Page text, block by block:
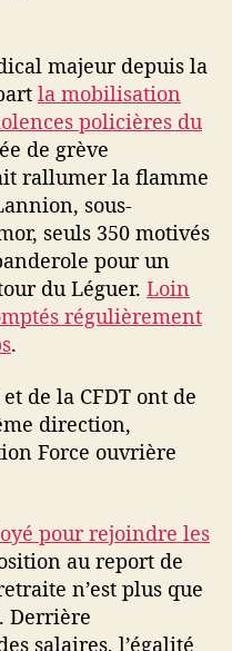
i
m
a
t
,
p
o
u
r
q
u
o
a
n
i
s
t
a
i
e
majeur depuis la
la mobilisation
policières du
de grève
rallumer la flamme
sous-
seuls 350 motivés
pour un
du Léguer. Loin
régulièrement
.
de la CFDT ont de
direction,
Force ouvrière
pour rejoindre les
au report de
n’est plus que
Derrière
salaires, l’égalité